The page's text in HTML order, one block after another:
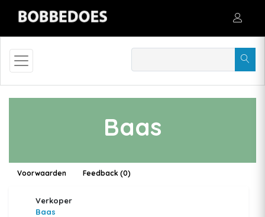
Baas
Voorwaarden Feedback (0)
Verkoper
Baas